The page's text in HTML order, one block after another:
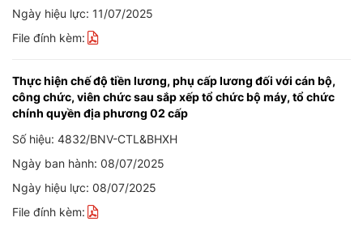
Ngày hiệu lực: 11/07/2025
File đính kèm:
Thực hiện chế độ tiền lương, phụ cấp lương đối với cán bộ,
công chức, viên chức sau sắp xếp tổ chức bộ máy, tổ chức
chính quyền địa phương 02 cấp
Số hiệu: 4832/BNV-CTL&BHXH
Ngày ban hành: 08/07/2025
Ngày hiệu lực: 08/07/2025
File đính kèm: